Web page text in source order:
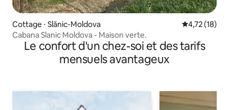
Cottage ⋅ Slănic-Moldova Évaluation
4,72 (18)
Cabana Slanic Moldova - Maison verte.
Le confort d'un chez-soi et des tarifs
mensuels avantageux